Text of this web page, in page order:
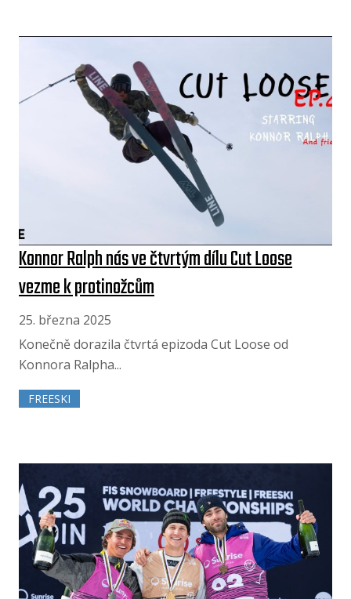
Konnor Ralph nás ve čtvrtým dílu Cut Loose
vezme k protinožcům
25. března 2025
Konečně dorazila čtvrtá epizoda Cut Loose od
Konnora Ralpha...
FREESKI